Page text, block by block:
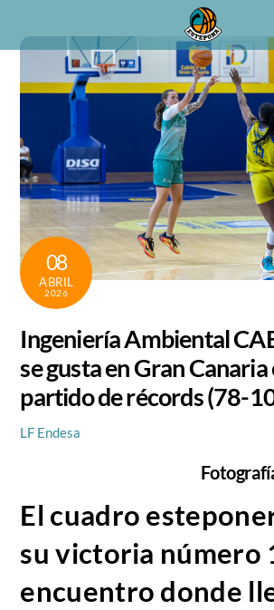
08
ABRIL
2026
Ingeniería Ambiental
se gusta en Gran Canaria
partido de récords (78-
LF Endesa
El cuadro
su victoria número
encuentro donde